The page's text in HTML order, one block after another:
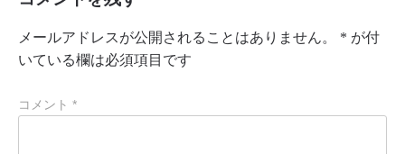
メールアドレスが公開されることはありません。 * が付
いている欄は必須項目です
コメント *